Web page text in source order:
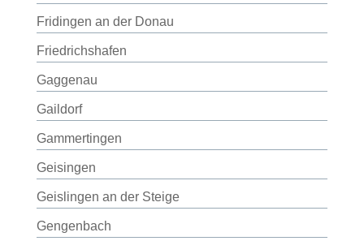
Fridingen an der Donau
Friedrichshafen
Gaggenau
Gaildorf
Gammertingen
Geisingen
Geislingen an der Steige
Gengenbach